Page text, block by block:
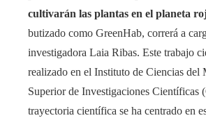
cultivarán las plantas en el planeta
butizado como GreenHab, correrá a
investigadora Laia Ribas. Este trabajo
realizado en el Instituto de Ciencias del
Superior de Investigaciones Científicas
trayectoria científica se ha centrado en